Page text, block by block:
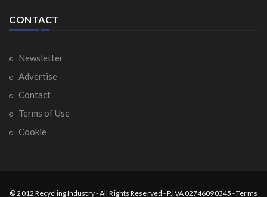
CONTACT
Newsletter
Advertise
Contact
Terms of Use
Cookie
© 2012 Recycling Industry-All Rights Reserved - P.IVA 02746090345 -Terms